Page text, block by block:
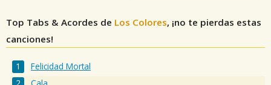
Top Tabs & Acordes de Los Colores, ¡no te pierdas estas
canciones!
Felicidad Mortal